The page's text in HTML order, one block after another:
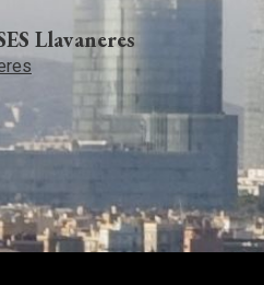
Llavaneres